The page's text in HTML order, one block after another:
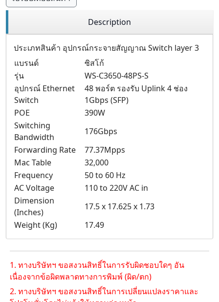
Description
ประเภทสินค้า อุปกรณ์กระจายสัญญาณ Switch layer 3
แบรนด์
ซิสโก้
รุ่น
WS-C3650-48PS-S
อุปกรณ์ Ethernet
Switch
48 พอร์ต รองรับ Uplink 4 ช่อง
1Gbps (SFP)
POE
390W
Switching
Bandwidth
176Gbps
Forwarding Rate
77.37Mpps
Mac Table
32,000
Frequency
50 to 60 Hz
AC Voltage
110 to 220V AC in
Dimension
(Inches)
17.5 x 17.625 x 1.73
Weight (Kg)
17.49
1. ทางบริษัทฯ ขอสงวนสิทธิ์ในการรับผิดชอบใดๆ อัน
เนื่องจากข้อผิดพลาดทางการพิมพ์ (ผิด/ตก)
2. ทางบริษัทฯ ขอสงวนสิทธิ์ในการเปลี่ยนแปลงราคาและ